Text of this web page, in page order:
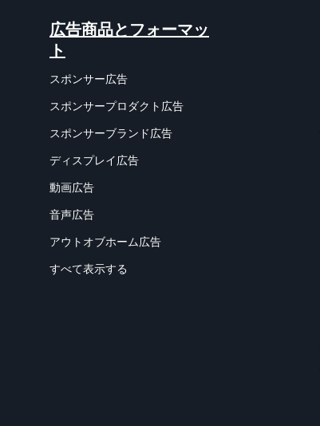
広告商品とフォーマッ
ト
スポンサー広告
スポンサープロダクト広告
スポンサーブランド広告
ディスプレイ広告
動画広告
音声広告
アウトオブホーム広告
すべて表示する